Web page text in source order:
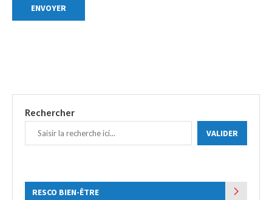
Rechercher
VALIDER
RESCO BIEN-ÊTRE